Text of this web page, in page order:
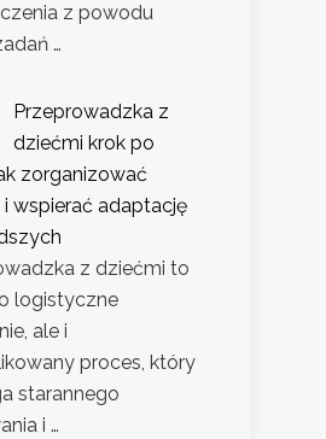
z powodu
…
Przeprowadzka z
dziećmi krok po
zorganizować
i wspierać adaptację
z dziećmi to
logistyczne
ale i
proces, który
starannego
i …